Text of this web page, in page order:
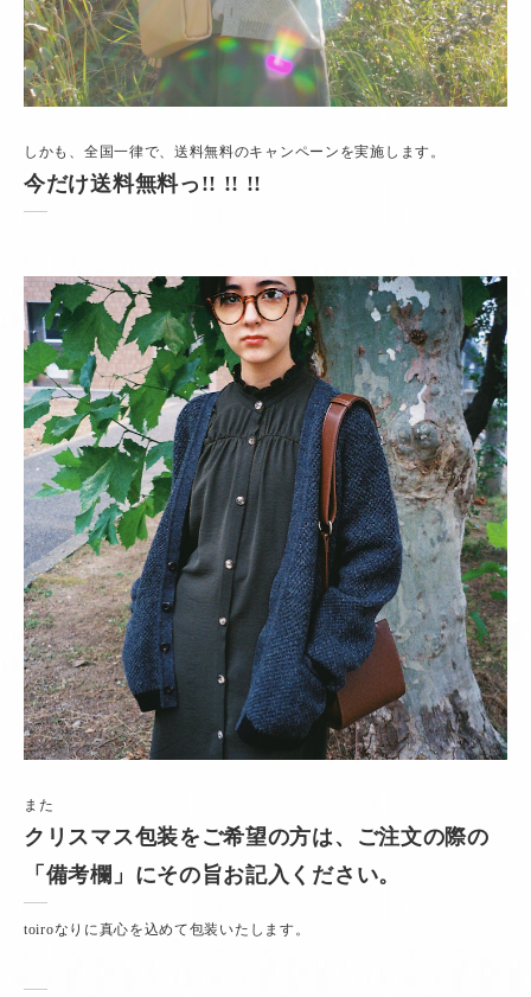
しかも、全国一律で、送料無料のキャンペーンを実施します。
今だけ送料無料っ!! !! !!
また
クリスマス包装をご希望の方は、ご注文の際の
「備考欄」にその旨お記入ください。
toiroなりに真心を込めて包装いたします。